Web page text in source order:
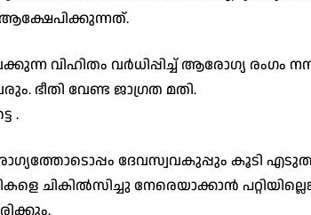
വിഹിതം വർധിപ്പിച്ച് ആരോഗ്യ രംഗം
ഭീതി വേണ്ട ജാഗ്രത മതി.
.
ദേവസ്വവകുപ്പും കൂടി
ചികിൽസിച്ചു നേരെയാക്കാൻ